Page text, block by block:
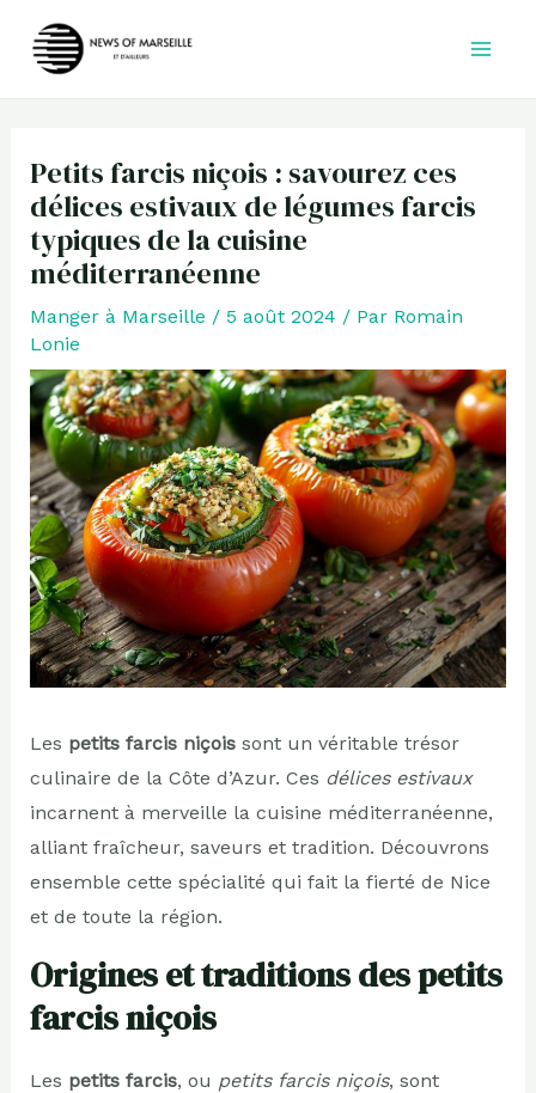
Petits farcis niçois : savourez ces
délices estivaux de légumes farcis
typiques de la cuisine
méditerranéenne
Manger à Marseille / 5 août 2024 / Par Romain
Lonie
Les petits farcis niçoissont un véritable trésor
culinaire de la Côte d’Azur. Ces délices estivaux
incarnent à merveille la cuisine méditerranéenne,
alliant fraîcheur, saveurs et tradition. Découvrons
ensemble cette spécialité qui fait la fierté de Nice
et de toute la région.
Origines et traditions des petits
farcis niçois
Les petits farcis, ou petits farcis niçois, sont